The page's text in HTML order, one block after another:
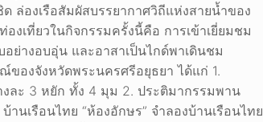
ล่องเรือสัมผัสบรรยากาศวิถีแห่งสายน้ำของ
เที่ยวในกิจกรรมครั้งนี้คือ การเข้าเยี่ยมชม
ย่างอบอุ่น และอาสาเป็นไกด์พาเดินชม
องจังหวัดพระนครศรีอยุธยา ได้แก่ 1.
งละ 3 หยัก ทั้ง 4 มุม 2. ประติมากรรมพาน
เรือนไทย “ห้องอักษร” จำลองบ้านเรือนไทย